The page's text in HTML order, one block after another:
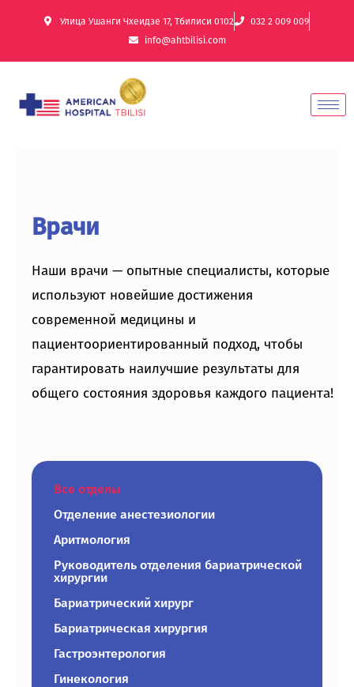
Улица Ушанги Чхеидзе 17, Тбилиси 0102
032 2 009 009
info@ahtbilisi.com
Врачи
Наши врачи — опытные специалисты, которые
используют новейшие достижения
современной медицины и
пациентоориентированный подход, чтобы
гарантировать наилучшие результаты для
общего состояния здоровья каждого пациента!
Отделение анестезиологии
Аритмология
Руководитель отделения бариатрической
хирургии
Бариатрический хирург
Бариатрическая хирургия
Гастроэнтерология
Гинекология
Все отделы